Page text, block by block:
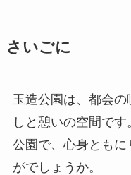
さいごに
玉造公園は、都会
しと憩いの空間で
公園で、心身とも
がでしょうか。